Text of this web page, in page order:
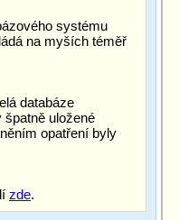
systému
na myších téměř
databáze
uložené
opatření byly
zde.